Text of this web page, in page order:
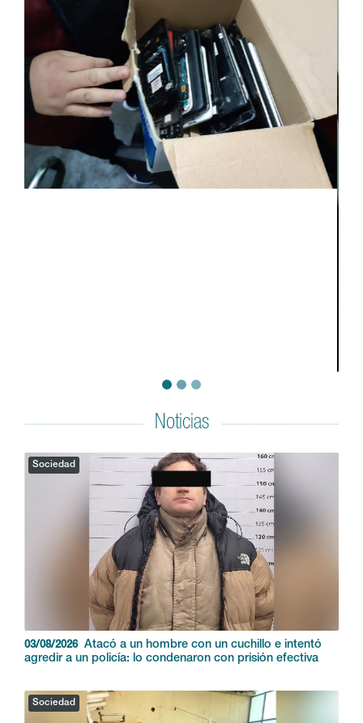
Noticias
Sociedad
03/08/2026
Atacó a un hombre con un cuchillo e intentó
agredir a un policía: lo condenaron con prisión efectiva
Sociedad